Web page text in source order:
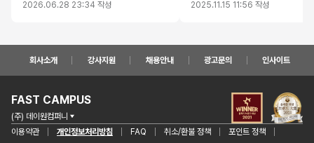
2026.06.28 23:34 작성
2025.11.15 11:56 작성
회사소개 강사지원 채용안내 광고문의 인사이트
FAST CAMPUS
(주) 데이원컴퍼니
이용약관
개인정보처리방침 FAQ 취소/환불 정책
포인트 정책